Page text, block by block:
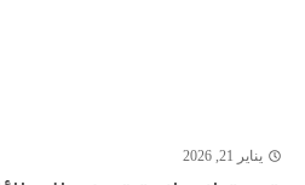
يناير 21, 2026